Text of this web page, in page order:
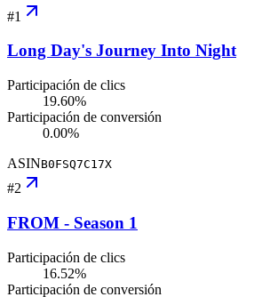
#1
Long Day's Journey Into Night
Participación de clics
19.60%
Participación de conversión
0.00%
ASINB0FSQ7C17X
#2
FROM - Season 1
Participación de clics
16.52%
Participación de conversión